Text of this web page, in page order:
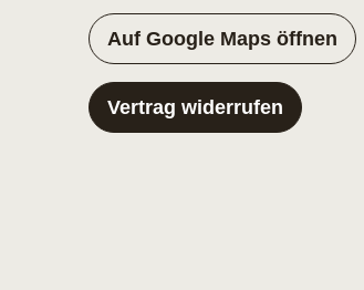
Auf Google Maps öffnen
Vertrag widerrufen